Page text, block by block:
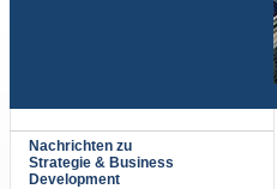
Nachrichten zu
Strategie & Business
Development